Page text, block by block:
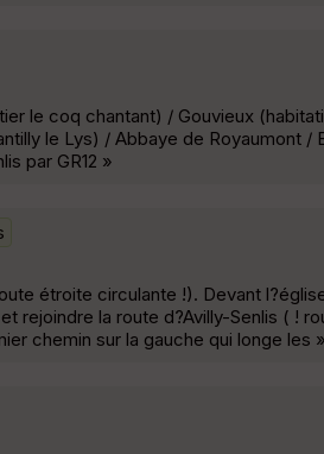
le coq chantant) / Gouvieux
le Lys) / Abbaye de Royaumont /
par GR12 »
étroite circulante !). Devant
rejoindre la route d?Avilly-Senlis ( !
chemin sur la gauche qui longe les »